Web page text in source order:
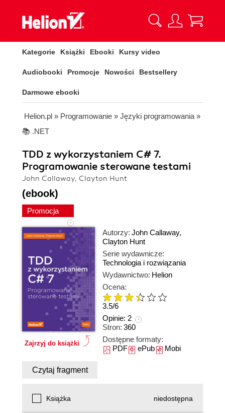
Kategorie Książki Ebooki Kursy video
Audiobooki Promocje Nowości Bestsellery
Darmowe ebooki
Helion.pl » Programowanie » Języki programowania »
📚 .NET
TDD z wykorzystaniem C# 7.
Programowanie sterowane testami
John Callaway, Clayton Hunt
(ebook)
Promocja
Zajrzyj do książki
Autorzy: John Callaway,
Clayton Hunt
Serie wydawnicze:
Technologia i rozwiązania
Wydawnictwo: Helion
Ocena:
3.5/6
Opinie: 2
Stron: 360
Dostępne formaty:
PDFePubMobi
Czytaj fragment
Książka niedostępna